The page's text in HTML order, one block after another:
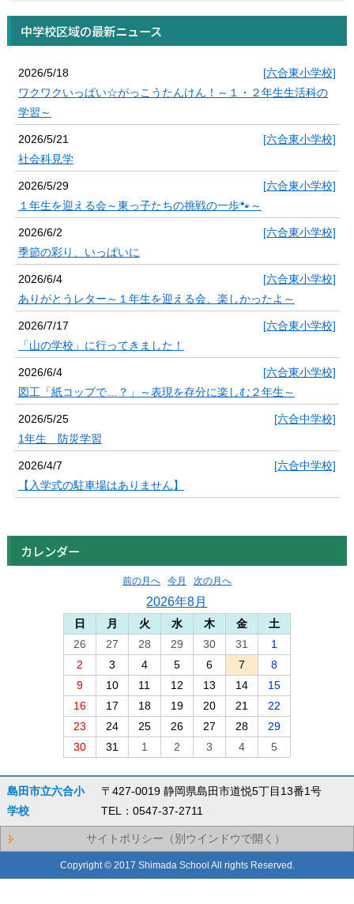
中学校区域の最新ニュース
2026/5/18
[六合東小学校]
ワクワクいっぱい☆がっこうたんけん！～１・２年生生活科の
学習～
2026/5/21
[六合東小学校]
社会科見学
2026/5/29
[六合東小学校]
１年生を迎える会～東っ子たちの挑戦の一歩🐾～
2026/6/2
[六合東小学校]
季節の彩り、いっぱいに
2026/6/4
[六合東小学校]
ありがとうレター～１年生を迎える会、楽しかったよ～
2026/7/17
[六合東小学校]
「山の学校」に行ってきました！
2026/6/4
[六合東小学校]
図工「紙コップで…？」～表現を存分に楽しむ２年生～
2026/5/25
[六合中学校]
1年生 防災学習
2026/4/7
[六合中学校]
【入学式の駐車場はありません】
カレンダー
前の月へ 今月 次の月へ
2026年8月
日 月 火 水 木 金
土
26
27 28 29 30 31
1
2
3 4 5 6 7
8
9
10 11 12 13 14
15
16
17 18 19 20 21
22
23
24 25 26 27 28
29
30
31 1 2 3 4 5
島田市立六合小
学校
〒427-0019 静岡県島田市道悦5丁目13番1号
TEL：0547-37-2711
サイトポリシー（別ウインドウで開く）
Copyright © 2017 Shimada School All rights Reserved.